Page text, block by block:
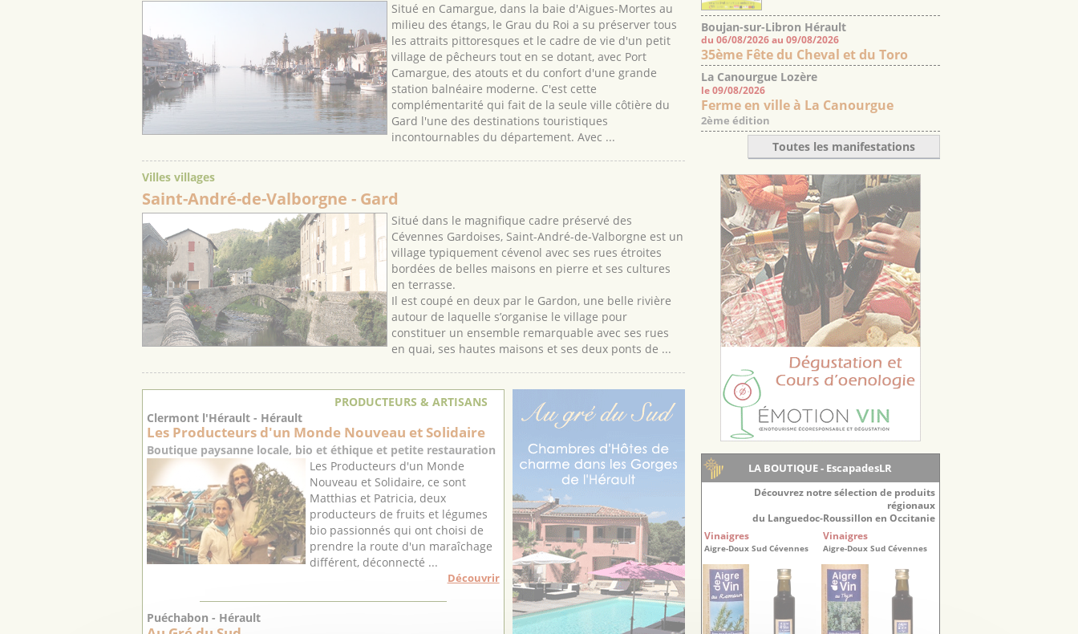
Situé en Camargue, dans la baie d'Aigues-Mortes au
milieu des étangs, le Grau du Roi a su préserver tous
les attraits pittoresques et le cadre de vie d'un petit
village de pêcheurs tout en se dotant, avec Port
Camargue, des atouts et du confort d'une grande
station balnéaire moderne. C'est cette
complémentarité qui fait de la seule ville côtière du
Gard l'une des destinations touristiques
incontournables du département. Avec ...
Villes villages
Saint-André-de-Valborgne - Gard
Situé dans le magnifique cadre préservé des
Cévennes Gardoises, Saint-André-de-Valborgne est un
village typiquement cévenol avec ses rues étroites
bordées de belles maisons en pierre et ses cultures
en terrasse.
Il est coupé en deux par le Gardon, une belle rivière
autour de laquelle s’organise le village pour
constituer un ensemble remarquable avec ses rues
en quai, ses hautes maisons et ses deux ponts de ...
PRODUCTEURS & ARTISANS
Clermont l'Hérault - Hérault
Les Producteurs d'un Monde Nouveau et Solidaire
Boutique paysanne locale, bio et éthique et petite restauration
Les Producteurs d'un Monde
Nouveau et Solidaire, ce sont
Matthias et Patricia, deux
producteurs de fruits et légumes
bio passionnés qui ont choisi de
prendre la route d'un maraîchage
différent, déconnecté ...
Découvrir
Puéchabon - Hérault
Boujan-sur-Libron Hérault
du 06/08/2026 au 09/08/2026
35ème Fête du Cheval et du Toro
La Canourgue Lozère
le 09/08/2026
Ferme en ville à La Canourgue
2ème édition
Toutes les manifestations
LA BOUTIQUE - EscapadesLR
Découvrez notre sélection de produits
régionaux
du Languedoc-Roussillon en Occitanie
Vinaigres
Aigre-Doux Sud Cévennes
Vinaigres
Aigre-Doux Sud Cévennes